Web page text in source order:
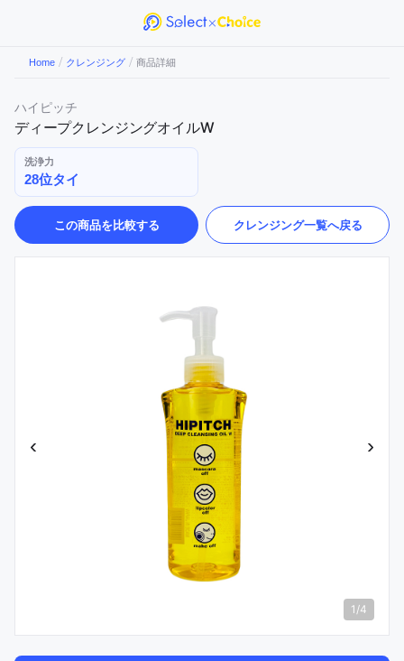
Home / クレンジング / 商品詳細
ハイピッチ
ディープクレンジングオイルW
洗浄力
28位タイ
この商品を比較する クレンジング一覧へ戻る
‹ ›
1 /4